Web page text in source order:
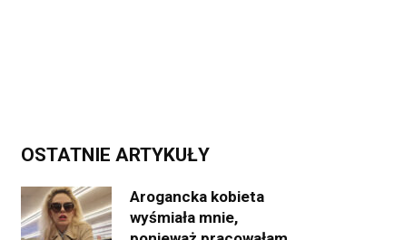
OSTATNIE ARTYKUŁY
Arogancka kobieta
wyśmiała mnie,